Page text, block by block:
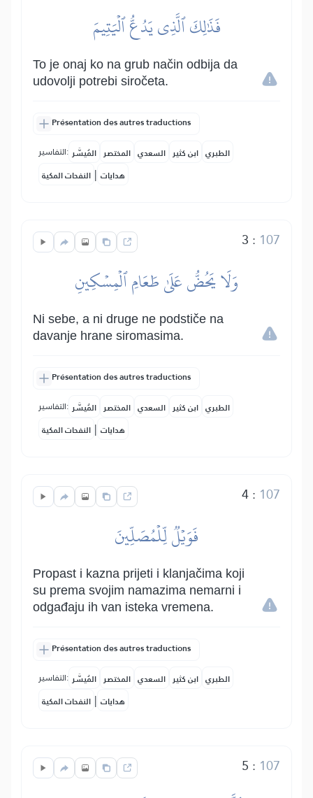
فَذَٰلِكَ ٱلَّذِي يَدُعُّ ٱلۡيَتِيمَ
To je onaj ko na grub način odbija da
udovolji potrebi siročeta.
Présentation des autres traductions
التفاسير: المُيسَّر المختصر السعدي ابن كثير الطبري
النفحات المكية | هدايات
3 : 107
وَلَا يَحُضُّ عَلَىٰ طَعَامِ ٱلۡمِسۡكِينِ
Ni sebe, a ni druge ne podstiče na
davanje hrane siromasima.
Présentation des autres traductions
التفاسير: المُيسَّر المختصر السعدي ابن كثير الطبري
النفحات المكية | هدايات
4: 107
فَوَيۡلٞ لِّلۡمُصَلِّينَ
Propast i kazna prijeti i klanjačima koji
su prema svojim namazima nemarni i
odgađaju ih van isteka vremena.
Présentation des autres traductions
التفاسير: المُيسَّر المختصر السعدي ابن كثير الطبري
النفحات المكية | هدايات
5 : 107